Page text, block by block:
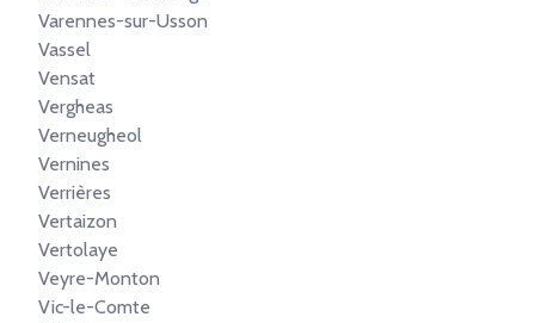
Varennes-sur-Usson
Vassel
Vensat
Vergheas
Verneugheol
Vernines
Verrières
Vertaizon
Vertolaye
Veyre-Monton
Vic-le-Comte